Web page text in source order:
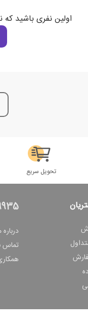
اولین نفری باشید که
تحویل سریع
درباره
تماس